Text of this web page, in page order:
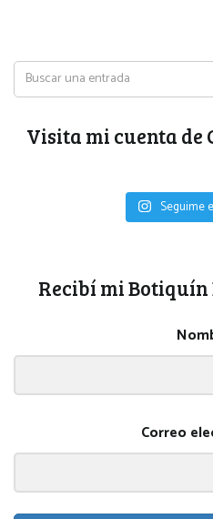
Visita mi cuenta de
Seguime
Recibí mi
Correo